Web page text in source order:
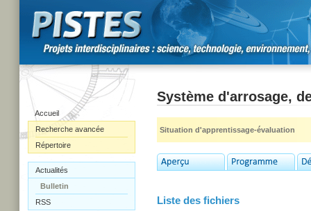
Accueil
Recherche avancée
Répertoire
Actualités
Bulletin
RSS
Système d'arrosage,
Situation d'apprentissage-évaluation
Liste des fichiers